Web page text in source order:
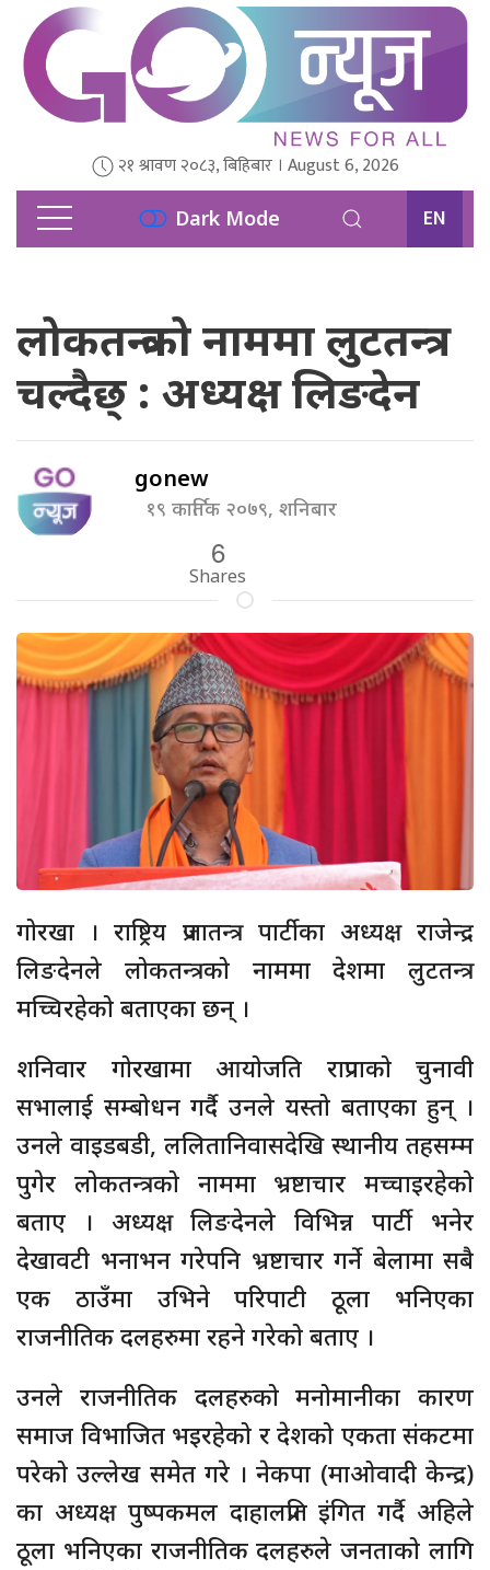
२१ श्रावण २०८३, बिहिबार । August 6, 2026
Dark Mode EN
लोकतन्त्रको नाममा लुटतन्त्र
चल्दैछ् : अध्यक्ष लिङदेन
gonew
१९ कार्तिक २०७९, शनिबार
6
Shares
गोरखा । राष्ट्रिय प्रजातन्त्र पार्टीका अध्यक्ष राजेन्द्र
लिङदेनले लोकतन्त्रको नाममा देशमा लुटतन्त्र
मच्चिरहेको बताएका छन् ।
शनिवार गोरखामा आयोजति राप्रपाको चुनावी
सभालाई सम्बोधन गर्दै उनले यस्तो बताएका हुन् ।
उनले वाइडबडी, ललितानिवासदेखि स्थानीय तहसम्म
पुगेर लोकतन्त्रको नाममा भ्रष्टाचार मच्चाइरहेको
बताए । अध्यक्ष लिङदेनले विभिन्न पार्टी भनेर
देखावटी भनाभन गरेपनि भ्रष्टाचार गर्ने बेलामा सबै
एक ठाउँमा उभिने परिपाटी ठूला भनिएका
राजनीतिक दलहरुमा रहने गरेको बताए ।
उनले राजनीतिक दलहरुको मनोमानीका कारण
समाज विभाजित भइरहेको र देशको एकता संकटमा
परेको उल्लेख समेत गरे । नेकपा (माओवादी केन्द्र)
का अध्यक्ष पुष्पकमल दाहालप्रति इंगित गर्दै अहिले
ठूला भनिएका राजनीतिक दलहरुले जनताको लागि